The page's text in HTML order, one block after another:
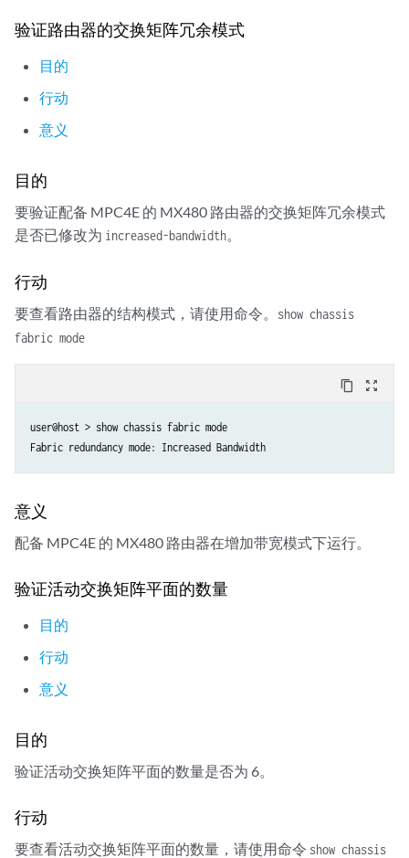
验证路由器的交换矩阵冗余模式
目的
行动
意义
目的
要验证配备 MPC4E 的 MX480 路由器的交换矩阵冗余模式
是否已修改为 increased-bandwidth
行动
要查看路由器的结构模式，请使用命令。
show chassis
fabric mode
content_copy zoom_out_map
user@host > show chassis fabric mode
意义
配备 MPC4E 的 MX480 路由器在增加带宽模式下运行。
验证活动交换矩阵平面的数量
目的
行动
意义
目的
验证活动交换矩阵平面的数量是否为 6。
行动
要查看活动交换矩阵平面的数量，请使用命令 show chassis